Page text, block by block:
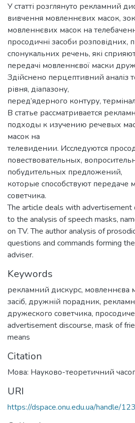
У статті розглянуто рекламний
вивчення мовленнєвих масок,
мовленнєвих масок на
просодичні засоби розповідних,
спонукальних речень, які
передачі мовленнєвої маски
Здійснено перцептивний аналіз
рівня, діапазону,
перед’ядерного контуру,
В статье рассматривается
подходы к изучению речевых
масок на
телевидении. Исследуются
повествовательных,
побудительных предложений,
которые способствуют передаче
советчика.
The article deals with advertisement
to the analysis of speech masks,
on TV. The author analysis of
questions and commands forming
adviser.
Keywords
рекламний дискурс, мовленнєва
засіб, дружній порадник,
дружеского советчика,
advertisement discourse, mask of
means
Citation
Мова: Науково-теоретичний
URI
https://dspace.onu.edu.ua/handle/